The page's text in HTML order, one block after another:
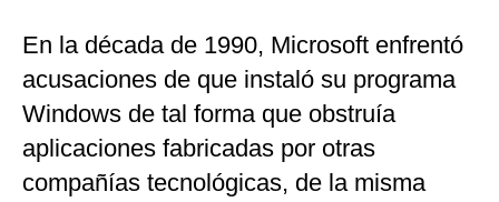
En la década de 1990, Microsoft enfrentó
acusaciones de que instaló su programa
Windows de tal forma que obstruía
aplicaciones fabricadas por otras
compañías tecnológicas, de la misma